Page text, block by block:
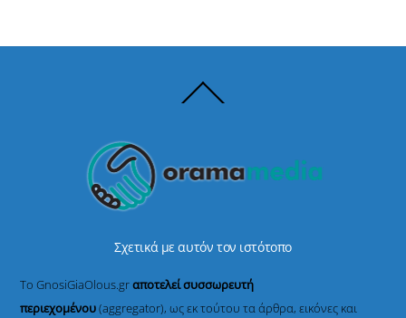
To
Σχετικά με αυτόν τον ιστότοπο
Το GnosiGiaOlous.grαποτελεί συσσωρευτή
περιεχομένου(aggregator), ως εκ τούτου τα άρθρα, εικόνες και